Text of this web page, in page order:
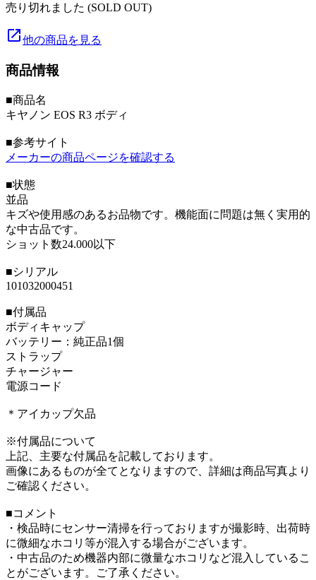
売り切れました (SOLD OUT)
launch他の商品を見る
商品情報
■商品名
キヤノン EOS R3 ボディ
■参考サイト
メーカーの商品ページを確認する
■状態
並品
キズや使用感のあるお品物です。機能面に問題は無く実用的
な中古品です。
ショット数24.000以下
■シリアル
101032000451
■付属品
ボディキャップ
バッテリー：純正品1個
ストラップ
チャージャー
電源コード
＊アイカップ欠品
※付属品について
上記、主要な付属品を記載しております。
画像にあるものが全てとなりますので、詳細は商品写真より
ご確認ください。
■コメント
・検品時にセンサー清掃を行っておりますが撮影時、出荷時
に微細なホコリ等が混入する場合がございます。
・中古品のため機器内部に微量なホコリなど混入しているこ
とがございます。ご了承ください。